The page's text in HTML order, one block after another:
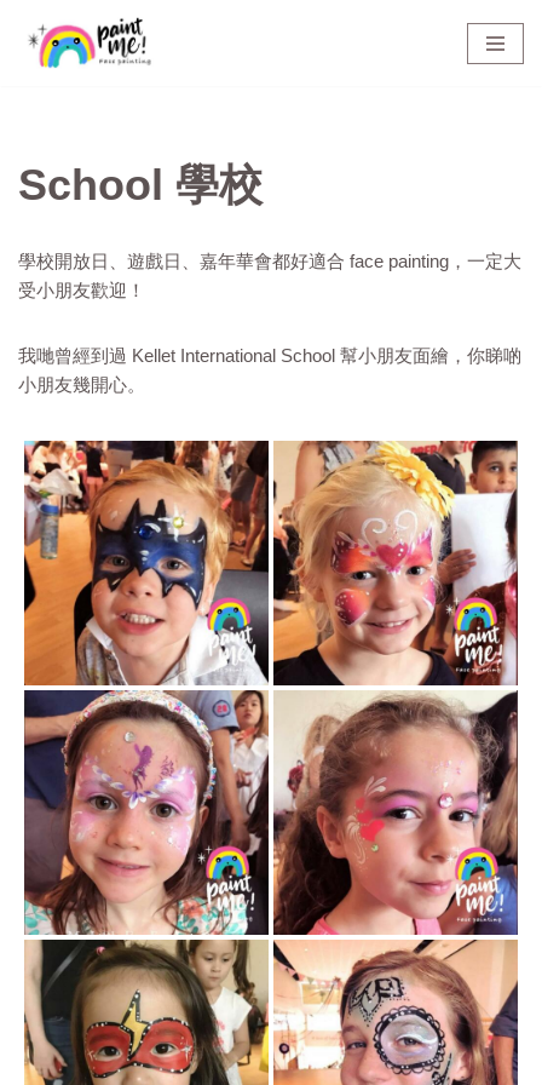
Skip
School 學校
學校開放日、遊戲日、嘉年華會都好適合 face painting，一定大
受小朋友歡迎！
我哋曾經到過 Kellet International School 幫小朋友面繪，你睇啲
小朋友幾開心。